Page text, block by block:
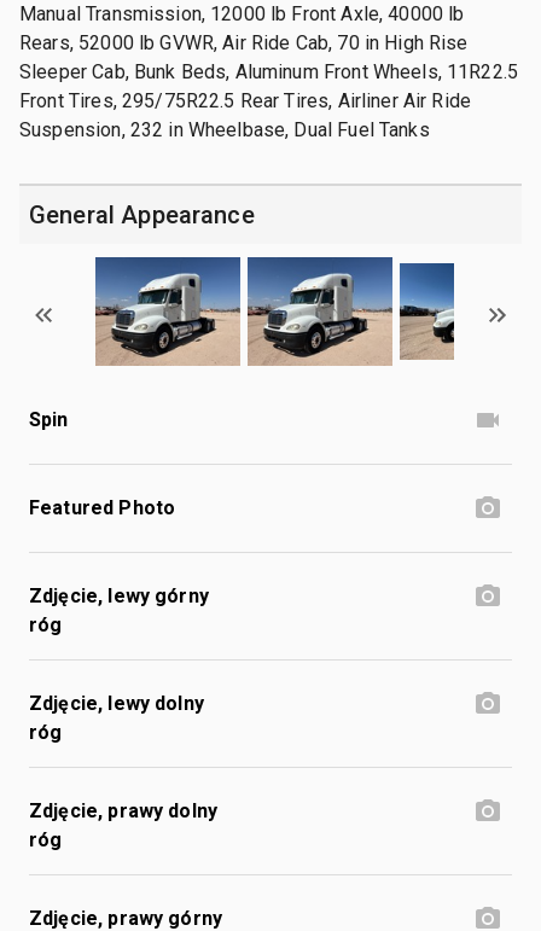
Manual Transmission, 12000 lb Front Axle, 40000 lb
Rears, 52000 lb GVWR, Air Ride Cab, 70 in High Rise
Sleeper Cab, Bunk Beds, Aluminum Front Wheels, 11R22.5
Front Tires, 295/75R22.5 Rear Tires, Airliner Air Ride
Suspension, 232 in Wheelbase, Dual Fuel Tanks
General Appearance
Spin
Featured Photo
Zdjęcie, lewy górny
róg
Zdjęcie, lewy dolny
róg
Zdjęcie, prawy dolny
róg
Zdjęcie, prawy górny